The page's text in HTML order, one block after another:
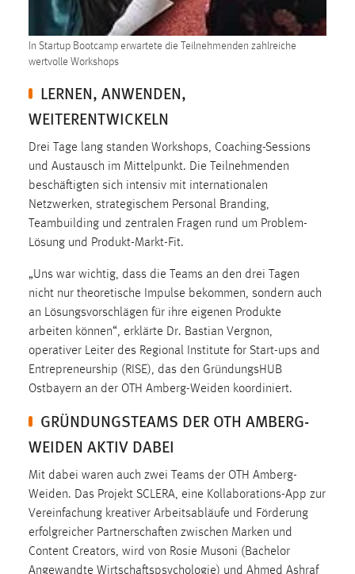
In Startup Bootcamp erwartete die Teilnehmenden zahlreiche
wertvolle Workshops
LERNEN, ANWENDEN,
WEITERENTWICKELN
Drei Tage lang standen Workshops, Coaching-Sessions
und Austausch im Mittelpunkt. Die Teilnehmenden
beschäftigten sich intensiv mit internationalen
Netzwerken, strategischem Personal Branding,
Teambuilding und zentralen Fragen rund um Problem-
Lösung und Produkt-Markt-Fit.
„Uns war wichtig, dass die Teams an den drei Tagen
nicht nur theoretische Impulse bekommen, sondern auch
an Lösungsvorschlägen für ihre eigenen Produkte
arbeiten können“, erklärte Dr. Bastian Vergnon,
operativer Leiter des Regional Institute for Start-ups and
Entrepreneurship (RISE), das den GründungsHUB
Ostbayern an der OTH Amberg-Weiden koordiniert.
GRÜNDUNGSTEAMS DER OTH AMBERG-
WEIDEN AKTIV DABEI
Mit dabei waren auch zwei Teams der OTH Amberg-
Weiden. Das Projekt SCLERA, eine Kollaborations-App zur
Vereinfachung kreativer Arbeitsabläufe und Förderung
erfolgreicher Partnerschaften zwischen Marken und
Content Creators, wird von Rosie Musoni (Bachelor
Angewandte Wirtschaftspsychologie) und Ahmed Ashraf
Zweck:
Wird benötigt um die Chatfunktion nutzen zu können.
Cookie Laufzeit:
5e9dbeb1811c0446 = Sitzungslaufzeit, mibew_locale = 3
Login
Name:
fe_user, be_user, be_lastLoginProvider
Zweck:
Dieser Cookie ist notwendig um sich an der Website
Cookie Laufzeit:
24 Stunden
STATISTIK
Diese Informationen helfen uns zu verstehen, wie
unsere Besucher unsere Website nutzen.
Matomo
Name:
_pk_ref, _pk_cvar, _pk_id, _pk_ses
Zweck: